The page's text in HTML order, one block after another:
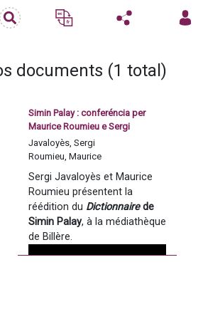
documents (1 total)
Simin Palay : conferéncia per
Maurice Roumieu e Sergi
Javaloyès
Javaloyès, Sergi
Roumieu, Maurice
Sergi Javaloyès et Maurice
Roumieu présentent la
réédition du Dictionnaire de
Simin Palay, à la médiathèque
de Billère.